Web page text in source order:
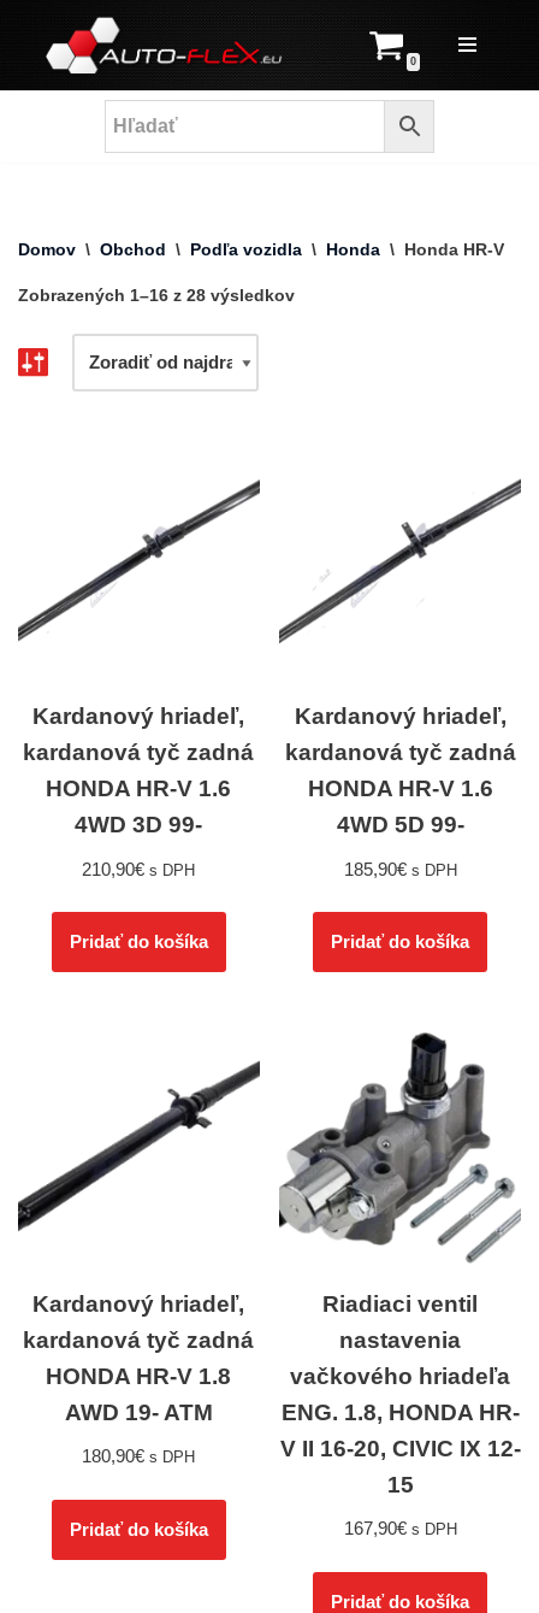
Prejsť
na
0
Domov \ Obchod \ Podľa vozidla \ Honda \ Honda HR-V
Zobrazených 1–16 z 28 výsledkov
Kardanový hriadeľ,
kardanová tyč zadná
HONDA HR-V 1.6
4WD 3D 99-
210,90€ s DPH
Pridať do košíka
Kardanový hriadeľ,
kardanová tyč zadná
HONDA HR-V 1.6
4WD 5D 99-
185,90€ s DPH
Pridať do košíka
Kardanový hriadeľ,
kardanová tyč zadná
HONDA HR-V 1.8
AWD 19- ATM
180,90€ s DPH
Pridať do košíka
Riadiaci ventil
nastavenia
vačkového hriadeľa
ENG. 1.8, HONDA HR-
V II 16-20, CIVIC IX 12-
15
167,90€ s DPH
Pridať do košíka